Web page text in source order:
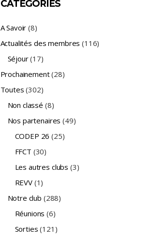
CATÉGORIES
A Savoir (8)
Actualités des membres (116)
Séjour(17)
Prochainement(28)
Toutes (302)
Non classé (8)
Nos partenaires (49)
CODEP 26 (25)
FFCT (30)
Les autres clubs (3)
REVV(1)
Notre club (288)
Réunions (6)
Sorties (121)